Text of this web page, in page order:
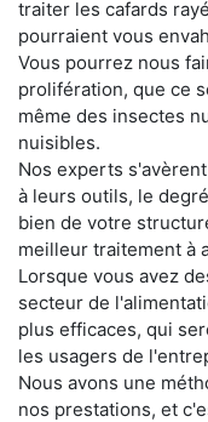
traiter les cafards
pourraient vous
Vous pourrez nous
prolifération, que ce
même des insectes
nuisibles.
Nos experts
à leurs outils, le
bien de votre
meilleur traitement à
Lorsque vous avez
secteur de
plus efficaces, qui
les usagers de
Nous avons une
nos prestations, et